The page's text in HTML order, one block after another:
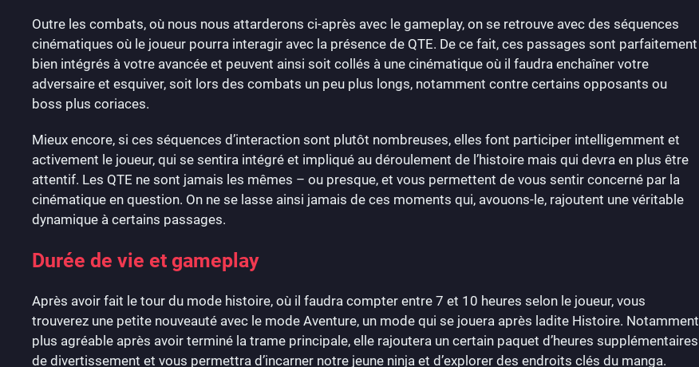
Outre les combats, où nous nous attarderons ci-après avec le gameplay, on se retrouve avec des séquences
cinématiques où le joueur pourra interagir avec la présence de QTE. De ce fait, ces passages sont parfaitement
bien intégrés à votre avancée et peuvent ainsi soit collés à une cinématique où il faudra enchaîner votre
adversaire et esquiver, soit lors des combats un peu plus longs, notamment contre certains opposants ou
boss plus coriaces.
Mieux encore, si ces séquences d’interaction sont plutôt nombreuses, elles font participer intelligemment et
activement le joueur, qui se sentira intégré et impliqué au déroulement de l’histoire mais qui devra en plus être
attentif. Les QTE ne sont jamais les mêmes – ou presque, et vous permettent de vous sentir concerné par la
cinématique en question. On ne se lasse ainsi jamais de ces moments qui, avouons-le, rajoutent une véritable
dynamique à certains passages.
Durée de vie et gameplay
Après avoir fait le tour du mode histoire, où il faudra compter entre 7 et 10 heures selon le joueur, vous
trouverez une petite nouveauté avec le mode Aventure, un mode qui se jouera après ladite Histoire. Notamment
plus agréable après avoir terminé la trame principale, elle rajoutera un certain paquet d’heures supplémentaires
de divertissement et vous permettra d’incarner notre jeune ninja et d’explorer des endroits clés du manga.